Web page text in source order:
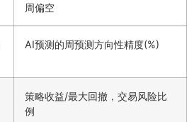
周偏空
AI预测的周预测方向性精度(%)
策略收益/最大回撤，交易风险比
例